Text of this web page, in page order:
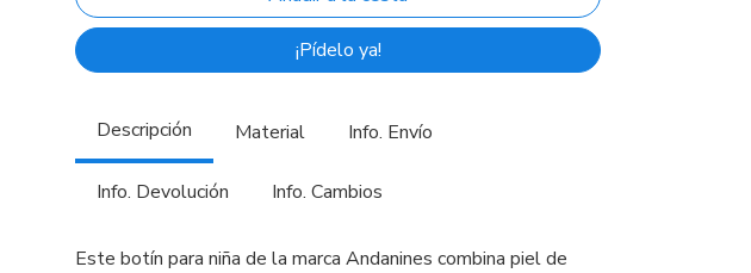
¡Pídelo ya!
Descripción Material Info. Envío
Info. Devolución Info. Cambios
Este botín para niña de la marca Andanines combina piel de